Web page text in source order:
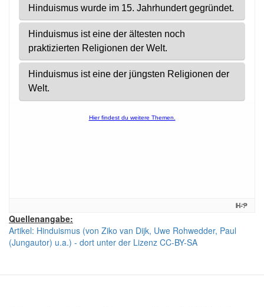
Quellenangabe:
Artikel: Hinduismus (von Ziko van Dijk, Uwe Rohwedder, Paul
(Jungautor) u.a.) - dort unter der Lizenz CC-BY-SA